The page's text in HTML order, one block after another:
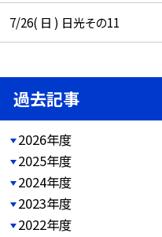
7/26( 日 ) 日光その11
過去記事
2026年度
2025年度
2024年度
2023年度
2022年度